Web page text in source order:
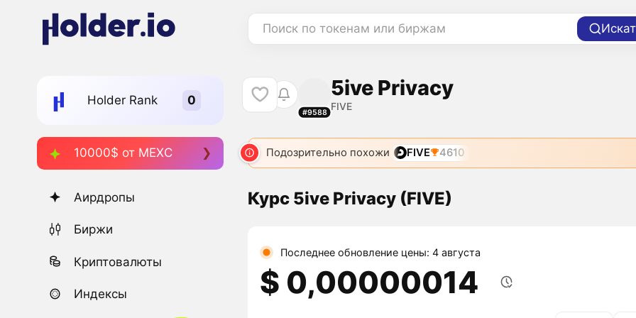
Поиск по токенам или биржам
Holder Rank
10000$ от MEXC
Аирдропы
Биржи
Криптовалюты
Индексы
#9588
5ive Privacy
FIVE
Подозрительно похожи FIVE 4610
Курс 5ive Privacy (FIVE)
Последнее обновление цены: 4 августа
$ 0,00000014